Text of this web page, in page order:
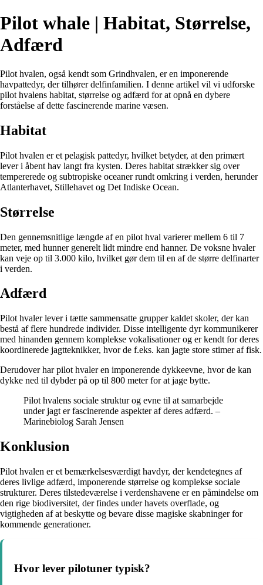
Pilot whale | Habitat, Størrelse,
Adfærd
Pilot hvalen, også kendt som Grindhvalen, er en imponerende
havpattedyr, der tilhører delfinfamilien. I denne artikel vil vi udforske
pilot hvalens habitat, størrelse og adfærd for at opnå en dybere
forståelse af dette fascinerende marine væsen.
Habitat
Pilot hvalen er et pelagisk pattedyr, hvilket betyder, at den primært
lever i åbent hav langt fra kysten. Deres habitat strækker sig over
tempererede og subtropiske oceaner rundt omkring i verden, herunder
Atlanterhavet, Stillehavet og Det Indiske Ocean.
Størrelse
Den gennemsnitlige længde af en pilot hval varierer mellem 6 til 7
meter, med hunner generelt lidt mindre end hanner. De voksne hvaler
kan veje op til 3.000 kilo, hvilket gør dem til en af de større delfinarter
i verden.
Adfærd
Pilot hvaler lever i tætte sammensatte grupper kaldet skoler, der kan
bestå af flere hundrede individer. Disse intelligente dyr kommunikerer
med hinanden gennem komplekse vokalisationer og er kendt for deres
koordinerede jagtteknikker, hvor de f.eks. kan jagte store stimer af fisk.
Derudover har pilot hvaler en imponerende dykkeevne, hvor de kan
dykke ned til dybder på op til 800 meter for at jage bytte.
Pilot hvalens sociale struktur og evne til at samarbejde
under jagt er fascinerende aspekter af deres adfærd. –
Marinebiolog Sarah Jensen
Konklusion
Pilot hvalen er et bemærkelsesværdigt havdyr, der kendetegnes af
deres livlige adfærd, imponerende størrelse og komplekse sociale
strukturer. Deres tilstedeværelse i verdenshavene er en påmindelse om
den rige biodiversitet, der findes under havets overflade, og
vigtigheden af at beskytte og bevare disse magiske skabninger for
kommende generationer.
Hvor lever pilotuner typisk?